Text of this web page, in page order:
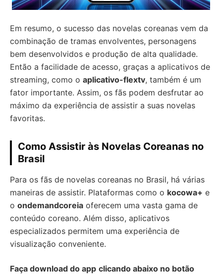
Em resumo, o sucesso das novelas coreanas vem da
combinação de tramas envolventes, personagens
bem desenvolvidos e produção de alta qualidade.
Então a facilidade de acesso, graças a aplicativos de
streaming, como o aplicativo-flextv, também é um
fator importante. Assim, os fãs podem desfrutar ao
máximo da experiência de assistir a suas novelas
favoritas.
Como Assistir às Novelas Coreanas no
Brasil
Para os fãs de novelas coreanas no Brasil, há várias
maneiras de assistir. Plataformas como o kocowa+ e
o ondemandcoreia oferecem uma vasta gama de
conteúdo coreano. Além disso, aplicativos
especializados permitem uma experiência de
visualização conveniente.
Faça download do app clicando abaixo no botão